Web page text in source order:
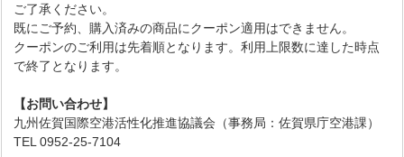
ご了承ください。
既にご予約、購入済みの商品にクーポン適用はできません。
クーポンのご利用は先着順となります。利用上限数に達した時点
で終了となります。
【お問い合わせ】
九州佐賀国際空港活性化推進協議会（事務局：佐賀県庁空港課）
TEL 0952-25-7104